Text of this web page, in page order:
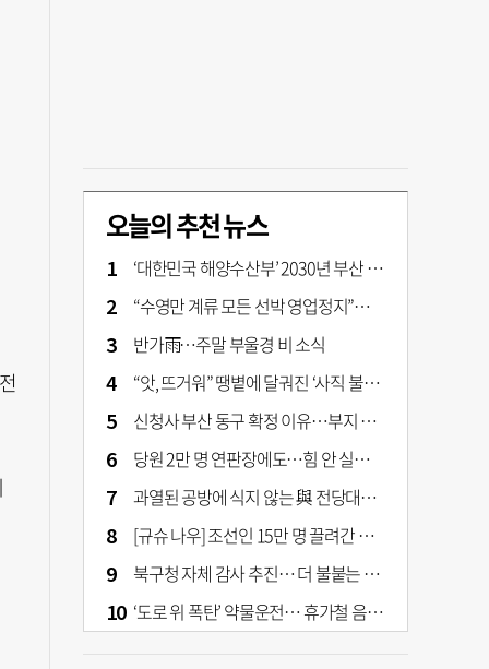
오늘의 추천 뉴스
‘대한민국 해양수산부’ 2030년 부산 북항시대 연다
“수영만 계류 모든 선박 영업정지”… 재개발 속도전
반가雨…주말 부울경 비 소식
“앗, 뜨거워” 땡볕에 달궈진 ‘사직 불가마’ 관중석 무려 70도
신청사 부산 동구 확정 이유…부지 용이성·접근성·집적 가능성이 운명 갈랐다 [해수부 북항 시대]
당원 2만 명 연판장에도…힘 안 실리는 ‘장동혁 사퇴’ 공세
과열된 공방에 식지 않는 與 전당대회… 호남·수도권 집중하는 후보들
[규슈 나우] 조선인 15만 명 끌려간 치쿠호 탄광… 대를 이은 진실 캐기
북구청 자체 감사 추진… 더 불붙는 북구 신청사 갈등
‘도로 위 폭탄’ 약물운전… 휴가철 음주와 병행 단속 [교통안전, 시민이 만든다]